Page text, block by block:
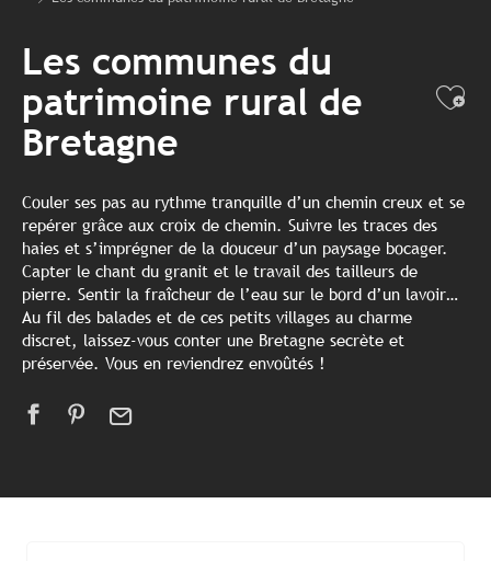
Les communes du
patrimoine rural de
Bretagne
Couler ses pas au rythme tranquille d’un chemin creux et se
repérer grâce aux croix de chemin. Suivre les traces des
haies et s’imprégner de la douceur d’un paysage bocager.
Capter le chant du granit et le travail des tailleurs de
pierre. Sentir la fraîcheur de l’eau sur le bord d’un lavoir…
Au fil des balades et de ces petits villages au charme
discret, laissez-vous conter une Bretagne secrète et
préservée. Vous en reviendrez envoûtés !